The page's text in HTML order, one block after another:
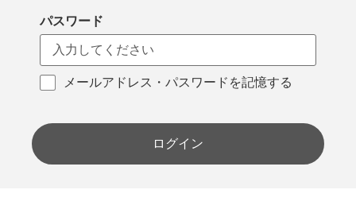
パスワード
メールアドレス・パスワードを記憶する
ログイン